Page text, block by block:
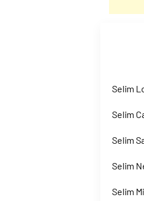
Selim
Selim
Selim
Selim
Selim